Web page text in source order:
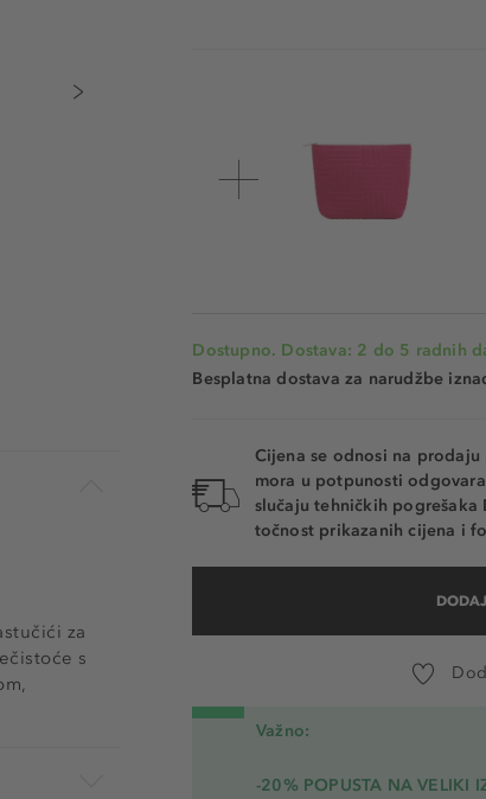
Dostupno. Dostava: 2 do 5 radnih
Besplatna dostava za narudžbe
Cijena se odnosi na
mora u potpunosti
slučaju tehničkih
točnost prikazanih cijena i
Važno:
-20% POPUSTA NA VELIKI
za
s